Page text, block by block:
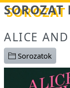
Betöltés...
SOROZAT
ALICE AND
Sorozatok